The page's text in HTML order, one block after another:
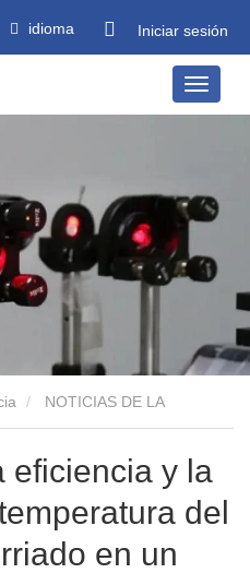
idioma Iniciar sesión
NOTICIAS DE LA
en un experimento de
nm - 04
eficiencia y la
del
en un